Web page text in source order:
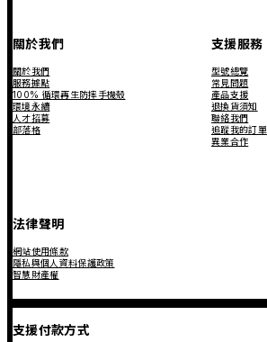
關於我們
關於我們
服務據點
100% 循環再生防摔手機殼
環境永續
人才招募
部落格
支援服務
型號總覽
常見問題
產品支援
退換貨須知
聯絡我們
追蹤我的訂單
異業合作
法律聲明
網站使用條款
隱私與個人資料保護政策
智慧財產權
支援付款方式